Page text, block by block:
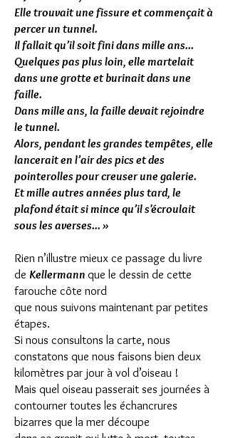
Elle trouvait une fissure et commençait à
percer un tunnel.
Il fallait qu’il soit fini dans mille ans...
Quelques pas plus loin, elle martelait
dans une grotte et burinait dans une
faille.
Dans mille ans, la faille devait rejoindre
le tunnel.
Alors, pendant les grandes tempêtes, elle
lancerait en l’air des pics et des
pointerolles pour creuser une galerie.
Et mille autres années plus tard, le
plafond était si mince qu’il s'écroulait
sous les averses... »
Rien n’illustre mieux ce passage du livre
de Kellermann que le dessin de cette
farouche côte nord
que nous suivons maintenant par petites
étapes.
Si nous consultons la carte, nous
constatons que nous faisons bien deux
kilomètres par jour à vol d’oiseau !
Mais quel oiseau passerait ses journées à
contourner toutes les échancrures
bizarres que la mer découpe